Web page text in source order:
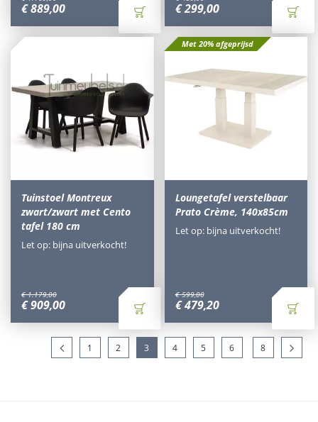
€889,00 €299,00
Tuinstoel Montreux
zwart/zwart met Cento
tafel 180 cm
€ 1.179,00
€909,00
Let op: bijna uitverkocht!
Met 20% afgeprijsd
Loungetafel verstelbaar
Prato Crème, 140x85cm
€ 599,00
€ 479,20
Let op: bijna uitverkocht!
1 2 3 4 5 6 8